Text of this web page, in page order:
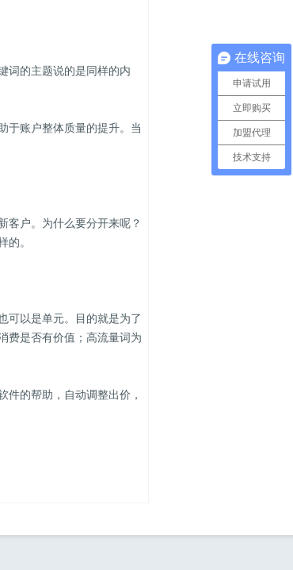
的主题说的是同样的内
账户整体质量的提升。当
户。为什么要分开来呢？
的。
以是单元。目的就是为了
费是否有价值；高流量词为
的帮助，自动调整出价，
在线咨询
申请试用
立即购买
加盟代理
技术支持